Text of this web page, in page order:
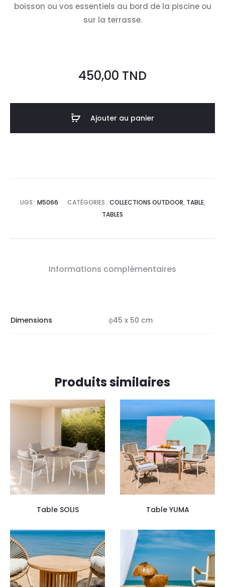
boisson ou vos essentiels au bord de la piscine ou
sur la terrasse.
450,00 TND
Ajouter au panier
UGS : M5066 CATÉGORIES : COLLECTIONS OUTDOOR, TABLE,
TABLES
Informations complémentaires
Dimensions ф45 x 50 cm
Produits similaires
Table SOLIS Table YUMA